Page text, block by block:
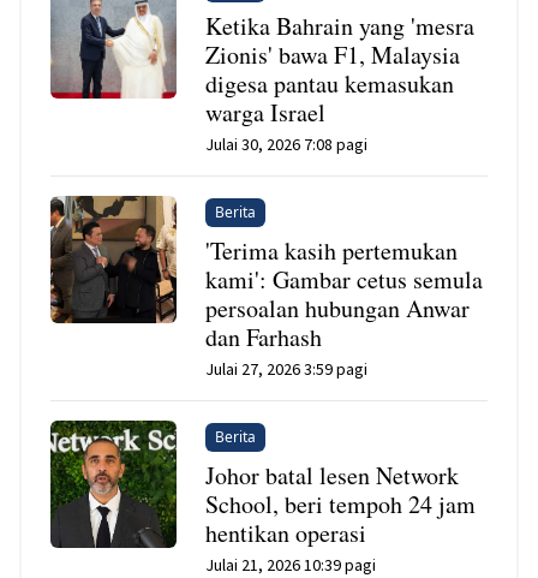
Ketika Bahrain yang 'mesra
Zionis' bawa F1, Malaysia
digesa pantau kemasukan
warga Israel
Julai 30, 2026 7:08 pagi
Berita
'Terima kasih pertemukan
kami': Gambar cetus semula
persoalan hubungan Anwar
dan Farhash
Julai 27, 2026 3:59 pagi
Berita
Johor batal lesen Network
School, beri tempoh 24 jam
hentikan operasi
Julai 21, 2026 10:39 pagi